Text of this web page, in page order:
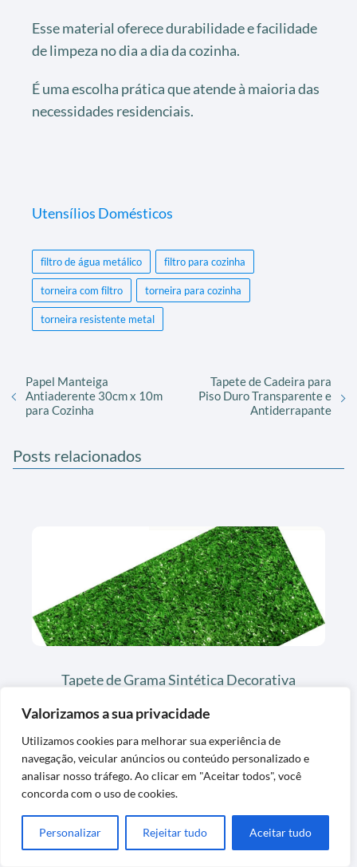
Valorizamos a sua privacidade
Utilizamos cookies para melhorar sua experiência de
navegação, veicular anúncios ou conteúdo personalizado e
analisar nosso tráfego. Ao clicar em "Aceitar todos", você
concorda com o uso de cookies.
Personalizar Rejeitar tudo Aceitar tudo
Esse material oferece durabilidade e facilidade
de limpeza no dia a dia da cozinha.
É uma escolha prática que atende à maioria das
necessidades residenciais.
Utensílios Domésticos
filtro de água metálico filtro para cozinha
torneira com filtro torneira para cozinha
torneira resistente metal
Papel Manteiga
Antiaderente 30cm x 10m
para Cozinha
Tapete de Cadeira para
Piso Duro Transparente e
Antiderrapante
Posts relacionados
Tapete de Grama Sintética Decorativa